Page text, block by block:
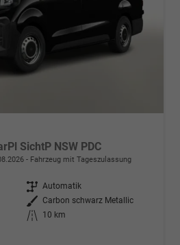
SichtP NSW PDC
Fahrzeug mit Tageszulassung
Getriebe Automatik
Außenfarbe Carbon schwarz Metallic
Kilometerstand
10 km